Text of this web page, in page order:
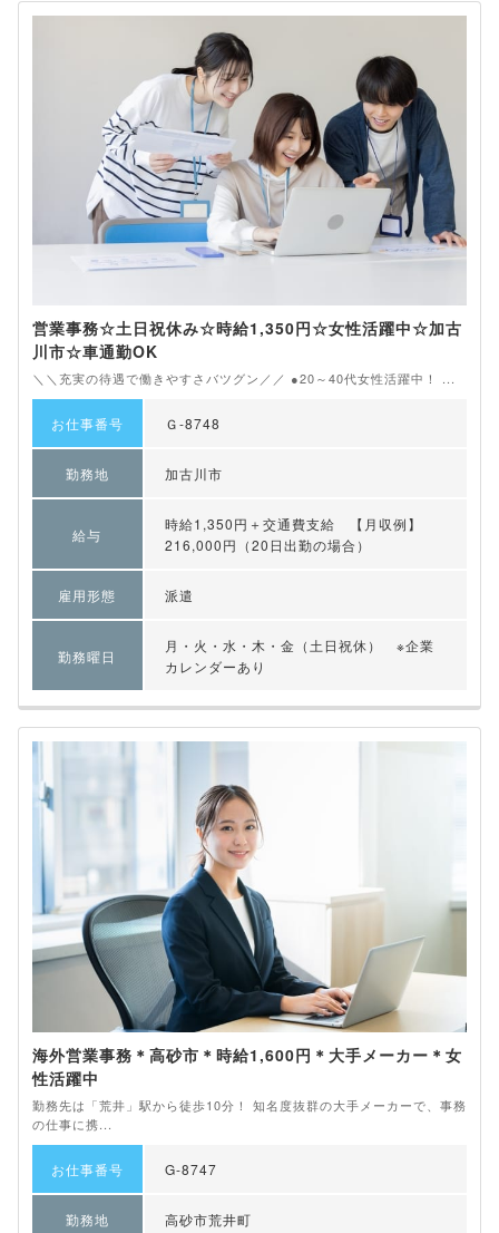
営業事務☆土日祝休み☆時給1,350円☆女性活躍中☆加古
川市☆車通勤OK
＼＼充実の待遇で働きやすさバツグン／／ ●20～40代女性活躍中！ ...
お仕事番号 Ｇ-8748
勤務地 加古川市
給与
時給1,350円＋交通費支給 【月収例】
216,000円（20日出勤の場合）
雇用形態 派遣
勤務曜日
月・火・水・木・金（土日祝休） ※企業
カレンダーあり
海外営業事務＊高砂市＊時給1,600円＊大手メーカー＊女
性活躍中
勤務先は「荒井」駅から徒歩10分！ 知名度抜群の大手メーカーで、事務
の仕事に携...
お仕事番号 G-8747
勤務地 高砂市荒井町